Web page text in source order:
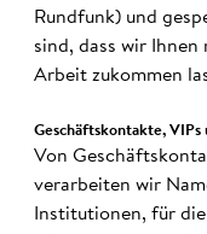
Rundfunk) und
sind, dass wir
Arbeit zukommen
Geschäfts­kon­takte,
Von
verarbeiten wir
Institutionen, für